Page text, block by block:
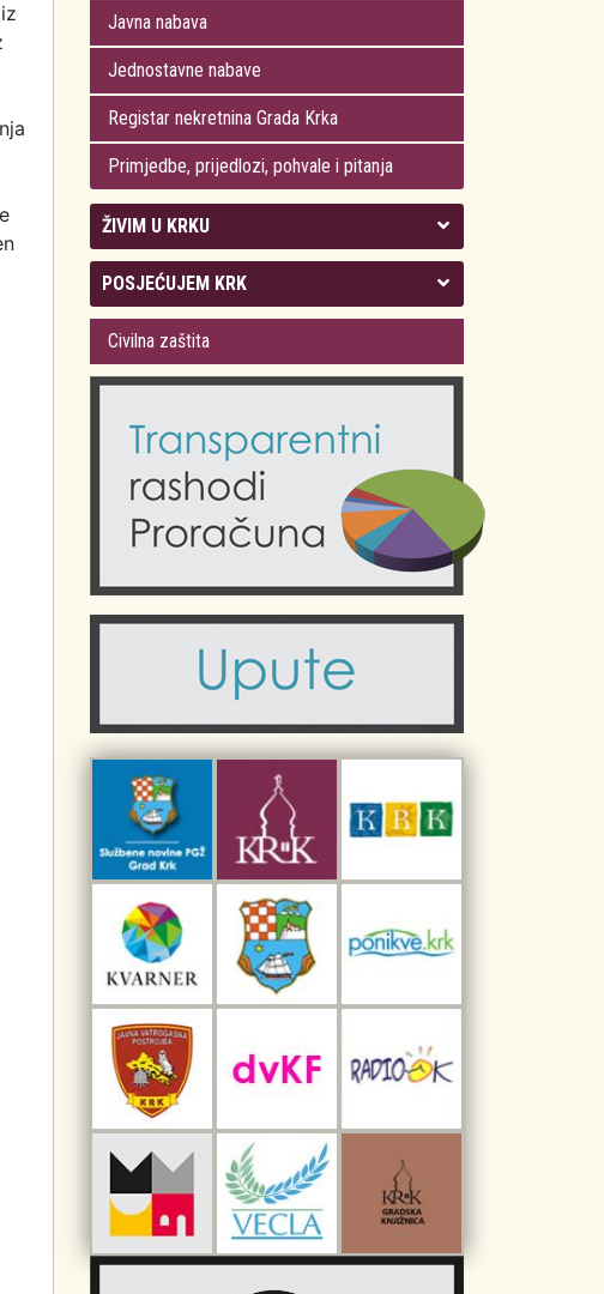
Javna nabava
Jednostavne nabave
Registar nekretnina Grada Krka
Primjedbe, prijedlozi, pohvale i pitanja
ŽIVIM U KRKU
Kolegij gradonačelnika
Gradsko vijeće
Odluke Grada Krka (Službene novine PGŽ)
Obrazovanje
Komunalne usluge
Civilni sektor (arhiva udruga)
Sport i rekreacija
POSJEĆUJEM KRK
Plan Grada Krka
Krk 360° VR panorama
Krk uživo
Fotogalerije
Kalendar događanja
Turistička zajednica otoka Krka
Kulturno-turistička ruta Putovima Frankopana
Dar iz Krka
Interpretacijski centar pomorske baštine
Civilna zaštita